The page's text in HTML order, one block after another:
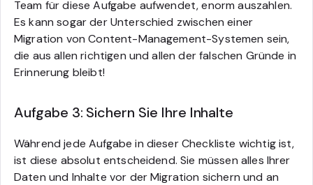
Team für diese Aufgabe aufwendet, enorm auszahlen.
Es kann sogar der Unterschied zwischen einer
Migration von Content-Management-Systemen sein,
die aus allen richtigen und allen der falschen Gründe in
Erinnerung bleibt!
Aufgabe 3: Sichern Sie Ihre Inhalte
Während jede Aufgabe in dieser Checkliste wichtig ist,
ist diese absolut entscheidend. Sie müssen alles Ihrer
Daten und Inhalte vor der Migration sichern und an